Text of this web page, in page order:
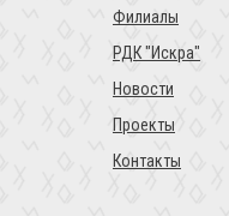
Филиалы
РДК "Искра"
Новости
Проекты
Контакты